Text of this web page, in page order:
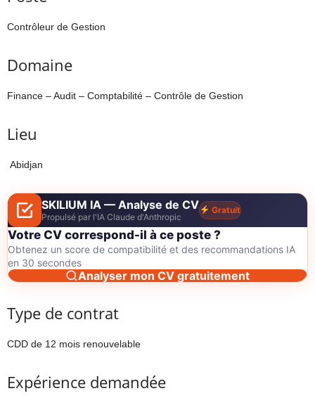
Contrôleur de Gestion
Domaine
Finance – Audit – Comptabilité – Contrôle de Gestion
Lieu
Abidjan
SKILIUM IA — Analyse de CV
Propulsé par l'IA Claude d'Anthropic
Gratuit
Votre CV correspond-il à ce poste ?
Obtenez un score de compatibilité et des recommandations IA
en 30 secondes
Analyser mon CV gratuitement
Type de contrat
CDD de 12 mois renouvelable
Expérience demandée